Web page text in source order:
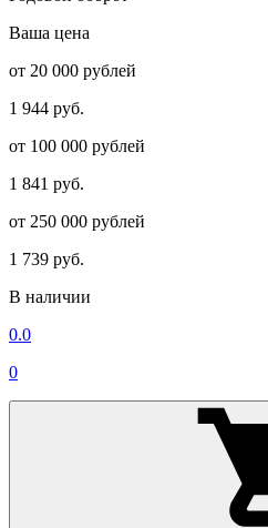
Ваша цена
от 20 000 рублей
1 944 руб.
от 100 000 рублей
1 841 руб.
от 250 000 рублей
1 739 руб.
В наличии
0.0
0